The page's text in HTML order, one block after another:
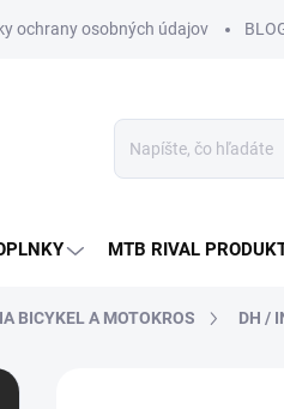
ochrany osobných údajov
MTB RIVAL
BICYKEL A MOTOKROS DH /